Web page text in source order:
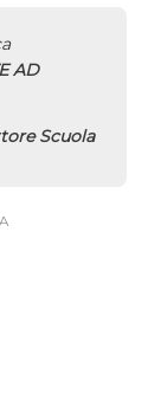
AD
Scuola